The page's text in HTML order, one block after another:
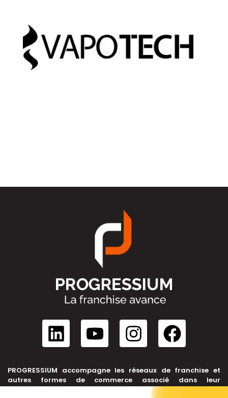
PROGRESSIUM accompagne les réseaux de franchise et
autres formes de commerce associé dans leur
développement, depuis leur création jusqu’à leur cession.